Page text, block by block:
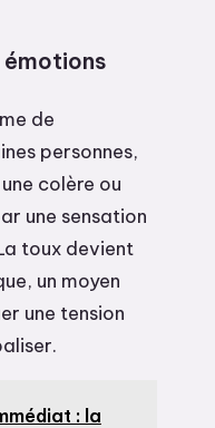
de
personnes,
colère ou
une sensation
toux devient
un moyen
une tension
: la